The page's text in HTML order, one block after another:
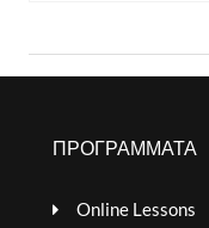
ΠΡΟΓΡΑΜΜΑΤΑ
Online Lessons